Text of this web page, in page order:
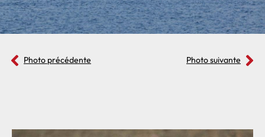
Photo précédente Photo suivante